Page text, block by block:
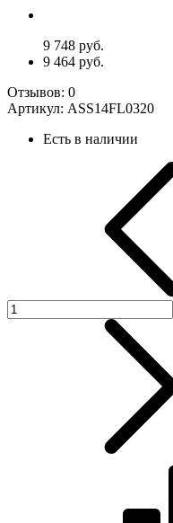
9 748 руб.
9 464 руб.
Отзывов: 0
Артикул: ASS14FL0320
Есть в наличии